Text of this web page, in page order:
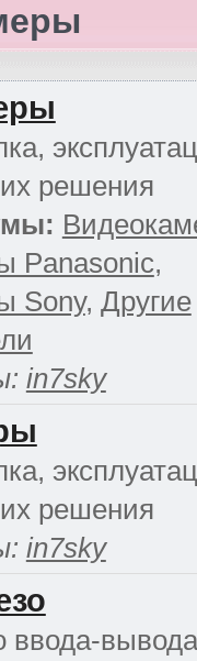
решения
Panasonic,
Sony, Другие
in7sky
решения
in7sky
ввода-